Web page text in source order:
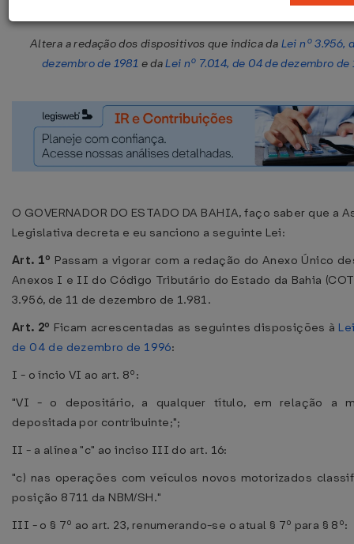
Altera a redação dos dispositivos que indica da Lei nº 3.956,
dezembro de 1981 e daLei nº 7.014, de 04 de dezembro de
O GOVERNADOR DO ESTADO DA BAHIA, faço saber que a
Legislativa decreta e eu sanciono a seguinte Lei:
Art. 1º Passam a vigorar com a redação do Anexo Único
Anexos I e II do Código Tributário do Estado da Bahia
3.956, de 11 de dezembro de 1.981.
Art. 2º Ficam acrescentadas as seguintes disposições à
de 04 de dezembro de 1996:
I - o íncio VI ao art. 8º:
"VI - o depositário, a qualquer título, em relação a
depositada por contribuinte;";
II - a alínea "c" ao inciso III do art. 16:
"c) nas operações com veículos novos motorizados
posição 8711 da NBM/SH."
III - o § 7º ao art. 23, renumerando-se o atual § 7º para § 8º: